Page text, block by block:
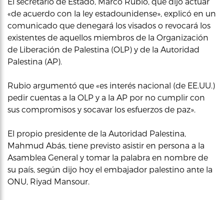
«de acuerdo con la ley estadounidense», explicó en un
comunicado que denegará los visados o revocará los
existentes de aquellos miembros de la Organización
de Liberación de Palestina (OLP) y de la Autoridad
Palestina (AP).
Rubio argumentó que «es interés nacional (de EE.UU.)
pedir cuentas a la OLP y a la AP por no cumplir con
sus compromisos y socavar los esfuerzos de paz».
El propio presidente de la Autoridad Palestina,
Mahmud Abás, tiene previsto asistir en persona a la
Asamblea General y tomar la palabra en nombre de
su país, según dijo hoy el embajador palestino ante la
ONU, Riyad Mansour.